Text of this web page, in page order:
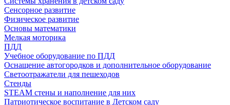
Сенсорное развитие
Физическое развитие
Основы математики
Мелкая моторика
ПДД
Учебное оборудование по ПДД
Оснащение автогородков и дополнительное оборудование
Светоотражатели для пешеходов
Стенды
STEAM стены и наполнение для них
Патриотическое воспитание в Детском саду